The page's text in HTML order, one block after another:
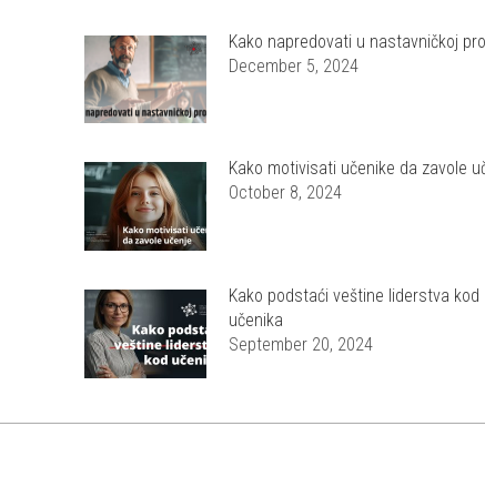
Kako napredovati u nastavničkoj
December 5, 2024
Kako motivisati učenike da zavole
October 8, 2024
Kako podstaći veštine liderstva kod
učenika
September 20, 2024